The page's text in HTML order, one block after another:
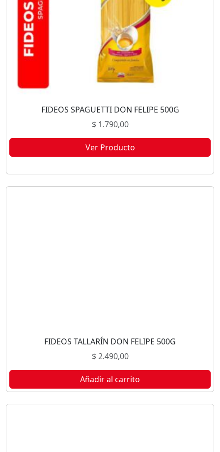
FIDEOS SPAGUETTI DON FELIPE 500G
$1.790,00
Ver Producto
FIDEOS TALLARÍN DON FELIPE 500G
$2.490,00
Añadir al carrito